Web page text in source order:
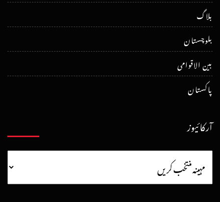
بلاگ
بلوچستان
بین الاقوامی
پاکستان
آرکائیوز